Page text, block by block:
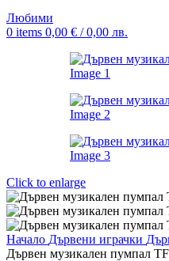
Любими
0 items 0,00 € / 0,00 лв.
Click to enlarge
Начало Дървени играчки
Дървен музикален пумпал